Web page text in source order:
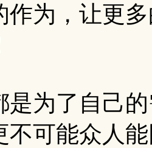
作为，让更
是为了自己
不可能众人